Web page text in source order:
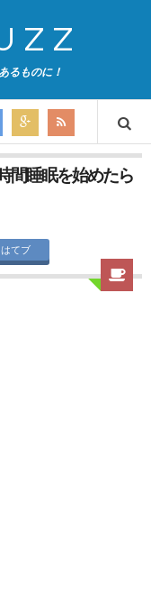
るものに！
間睡眠を始めたら
はてブ